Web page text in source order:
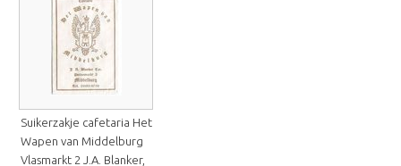
Suikerzakje cafetaria Het
Wapen van Middelburg
Vlasmarkt 2 J.A. Blanker,